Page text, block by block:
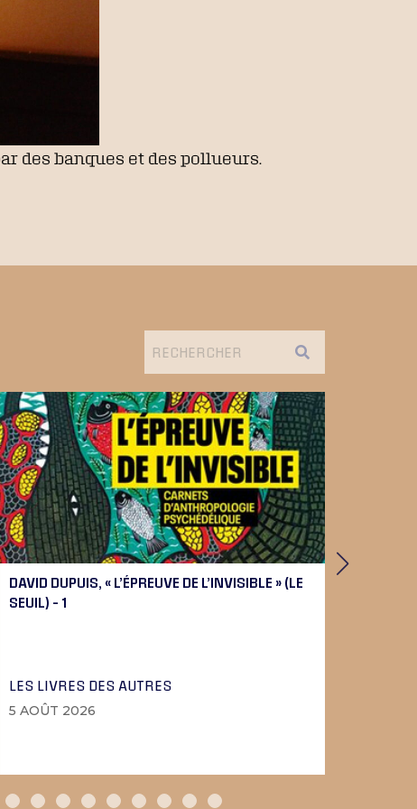
des banques et des pollueurs.
DAVID DUPUIS, « L’ÉPREUVE DE L’INVISIBLE » (LE
SEUIL) – 1
LES LIVRES DES AUTRES
5 AOÛT 2026